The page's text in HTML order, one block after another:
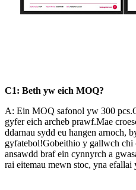
C1: Beth yw eich MOQ?
A: Ein MOQ safonol yw 300
gyfer eich archeb prawf.Mae
ddarnau sydd eu hangen arnoch,
gyfatebol!Gobeithio y gallwch
ansawdd braf ein cynnyrch a
rai eitemau mewn stoc, yna